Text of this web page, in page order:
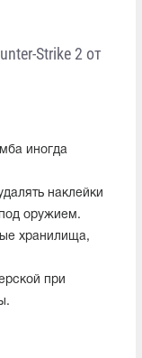
Strike 2 от
иногда
наклейки
оружием.
хранилища,
при